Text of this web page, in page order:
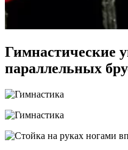
Гимнастические
параллельных